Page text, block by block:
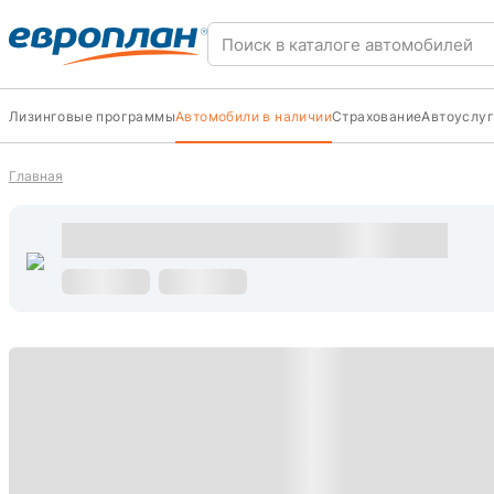
Лизинговые программыАвтомобили в наличииСтрахование
Главная